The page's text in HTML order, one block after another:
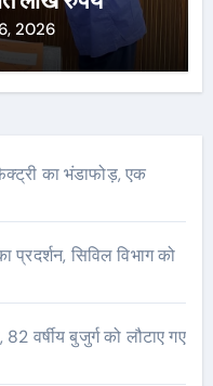
2026
का भंडाफोड़, एक
प्रदर्शन, सिविल विभाग को
82 वर्षीय बुजुर्ग को लौटाए गए